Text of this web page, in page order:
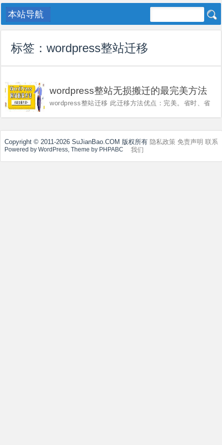

标签：wordpress整站迁移
wordpress整站无损搬迁的最完美方法
wordpress整站迁移 此迁移方法优点：完美。省时、省
法，按照下面介绍的步骤操作，你也能成为wordpress网
演变而来，如果...
Copyright © 2011-2026 SuJianBao.COM 版权所有 隐私政策 免责声明 联系
我们
Powered by WordPress, Theme by PHPABC